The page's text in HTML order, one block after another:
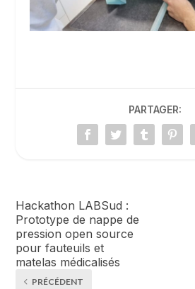
PARTAGER:
Hackathon LABSud :
Prototype de nappe de
pression open source
pour fauteuils et
matelas médicalisés
PRÉCÉDENT